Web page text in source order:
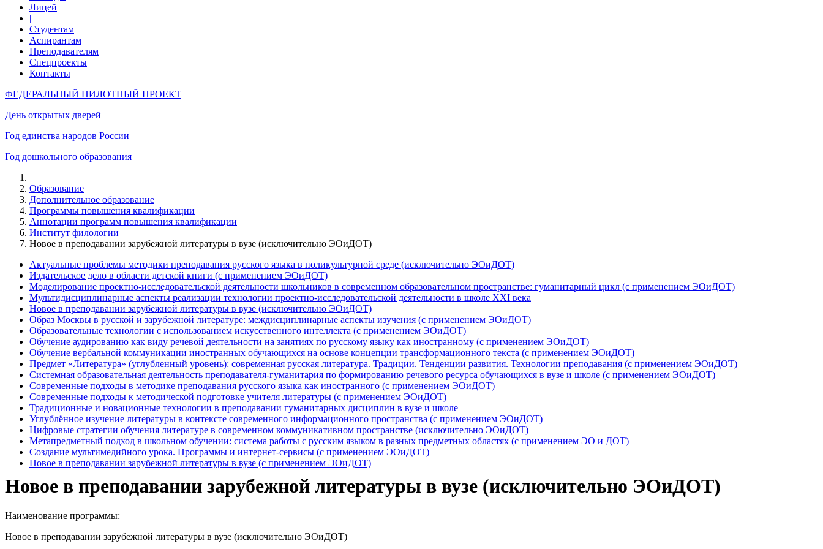
Лицей
|
Студентам
Аспирантам
Преподавателям
Спецпроекты
Контакты
ФЕДЕРАЛЬНЫЙ ПИЛОТНЫЙ ПРОЕКТ
День открытых дверей
Год единства народов России
Год дошкольного образования
Образование
Дополнительное образование
Программы повышения квалификации
Аннотации программ повышения квалификации
Институт филологии
Новое в преподавании зарубежной литературы в вузе (исключительно ЭОиДОТ)
Актуальные проблемы методики преподавания русского языка в поликультурной среде (исключительно ЭОиДОТ)
Издательское дело в области детской книги (с применением ЭОиДОТ)
Моделирование проектно-исследовательской деятельности школьников в современном образовательном пространстве: гуманитарный цикл (с применением ЭОиДОТ)
Мультидисциплинарные аспекты реализации технологии проектно-исследовательской деятельности в школе XXI века
Новое в преподавании зарубежной литературы в вузе (исключительно ЭОиДОТ)
Образ Москвы в русской и зарубежной литературе: междисциплинарные аспекты изучения (с применением ЭОиДОТ)
Образовательные технологии с использованием искусственного интеллекта (с применением ЭОиДОТ)
Обучение аудированию как виду речевой деятельности на занятиях по русскому языку как иностранному (с применением ЭОиДОТ)
Обучение вербальной коммуникации иностранных обучающихся на основе концепции трансформационного текста (с применением ЭОиДОТ)
Предмет «Литература» (углубленный уровень): современная русская литература. Традиции. Тенденции развития. Технологии преподавания (с применением ЭОиДОТ)
Системная образовательная деятельность преподавателя-гуманитария по формированию речевого ресурса обучающихся в вузе и школе (с применением ЭОиДОТ)
Современные подходы в методике преподавания русского языка как иностранного (с применением ЭОиДОТ)
Современные подходы к методической подготовке учителя литературы (с применением ЭОиДОТ)
Традиционные и новационные технологии в преподавании гуманитарных дисциплин в вузе и школе
Углублённое изучение литературы в контексте современного информационного пространства (с применением ЭОиДОТ)
Цифровые стратегии обучения литературе в современном коммуникативном пространстве (исключительно ЭОиДОТ)
Метапредметный подход в школьном обучении: система работы с русским языком в разных предметных областях (с применением ЭО и ДОТ)
Создание мультимедийного урока. Программы и интернет-сервисы (с применением ЭОиДОТ)
Новое в преподавании зарубежной литературы в вузе (с применением ЭОиДОТ)
Новое в преподавании зарубежной литературы в вузе (исключительно ЭОиДОТ)
Наименование программы:
Новое в преподавании зарубежной литературы в вузе (исключительно ЭОиДОТ)